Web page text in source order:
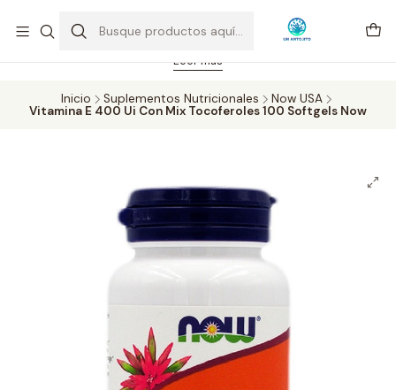
Feriado 21-05-2026 atención hasta las 14 hrs. Envío GRATIS mismo
día solo área Metropolitana Santiago por compras desde CLP 39.900.
Pedidos hasta 16 hrs., sábados y domingos hasta 14 hrs.
Leer más
Inicio Suplementos Nutricionales
Now USA
Vitamina E 400 Ui Con Mix Tocoferoles 100 Softgels Now